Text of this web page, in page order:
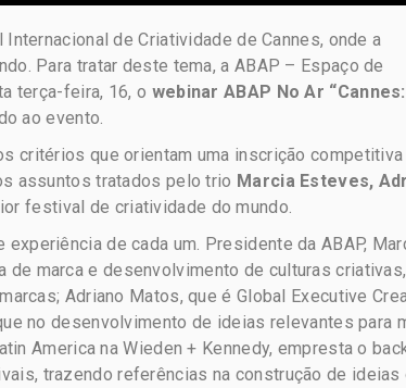
de Criatividade de Cannes, onde a
Para tratar deste tema, a ABAP – Espaço de
terça-feira, 16, o webinar ABAP No Ar
ao evento.
critérios que orientam uma inscrição competitiva
assuntos tratados pelo trio Marcia Esteves,
festival de criatividade do mundo.
de cada um. Presidente da ABAP,
marca e desenvolvimento de culturas
Adriano Matos, que é Global Executive
no desenvolvimento de ideias relevantes para
America na Wieden + Kennedy, empresta o
trazendo referências na construção de ideias